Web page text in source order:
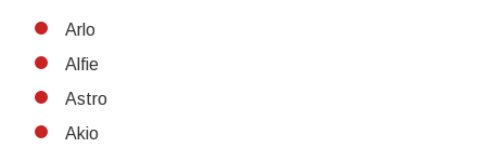
Arlo
Alfie
Astro
Akio